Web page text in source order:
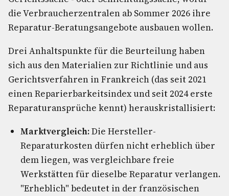
die Verbraucherzentralen ab Sommer 2026 ihre
Reparatur-Beratungsangebote ausbauen wollen.
Drei Anhaltspunkte für die Beurteilung haben
sich aus den Materialien zur Richtlinie und aus
Gerichtsverfahren in Frankreich (das seit 2021
einen Reparierbarkeitsindex und seit 2024 erste
Reparaturansprüche kennt) herauskristallisiert:
Marktvergleich:Die Hersteller-
Reparaturkosten dürfen nicht erheblich über
dem liegen, was vergleichbare freie
Werkstätten für dieselbe Reparatur verlangen.
"Erheblich" bedeutet in der französischen